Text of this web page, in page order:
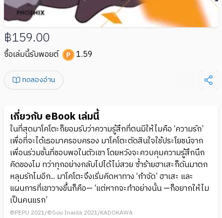
฿159.00
ซื้อเล่มนี้รับพอยต์ 1.59
ทดลองอ่าน
เกี่ยวกับ eBook เล่มนี้
ในที่สุดมาโคโตะก็ยอมรับว่าความรู้สึกที่ตนมีให้ไมคือ ‘ความรัก’
เพื่อที่จะได้เธอมาครอบครอง มาโคโตะตัดสินใจใช้ประโยชน์จาก
เพื่อนร่วมชั้นที่ชอบพอในตัวเขา โดยหวังจะควบคุมความรู้สึกนึก
คิดของไม ทว่าทุกอย่างกลับไปได้ไม่สวย ซ้ำร้ายฮาเสะก็ดันมาตก
หลุมรักไมอีก... มาโคโตะจึงเริ่มคิดหาทาง ‘กำจัด’ ฮาเสะ และ
แผนการที่เขาวางขึ้นก็คือ— ‘แต่หากจะทำอย่างนั้น —ก็อยากให้ไม
เป็นคนแรก’
©PEPU 2021/©Sou Inaida 2021/KADOKAWA